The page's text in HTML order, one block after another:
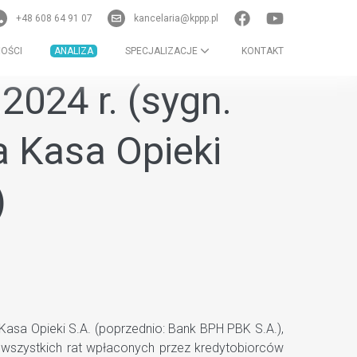
+48 608 64 91 07 kancelaria@kppp.pl
ANALIZA SPECJALIZACJE KONTAKT
r. (sygn.
Kasa Opieki
Opieki S.A. (poprzednio: Bank BPH PBK S.A.),
rat wpłaconych przez kredytobiorców